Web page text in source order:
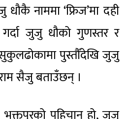
नाममा ‘फ्रिज’मा दही
गर्दा जुजु धौको गुणस्तर र
पुस्तौँदेखि जुजु
सैजु बताउँछन् ।